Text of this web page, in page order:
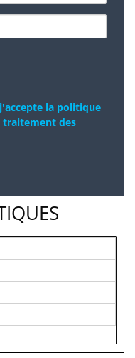
la politique
des